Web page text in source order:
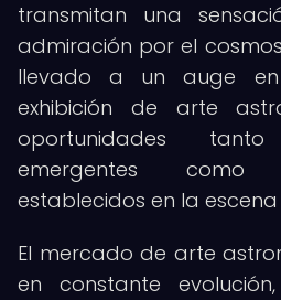
transmitan una
admiración por el
llevado a un auge
exhibición de arte
oportunidades
emergentes
establecidos en la
El mercado de arte
en constante